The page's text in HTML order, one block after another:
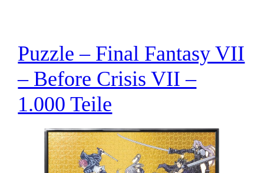
Puzzle – Final Fantasy VII
– Before Crisis VII –
1.000 Teile